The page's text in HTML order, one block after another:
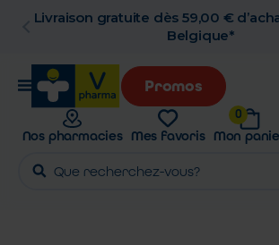
Livraison gratuite dès 59,00 €
Belgique*
Promos
Nos pharmacies Mes favoris
0
Mon